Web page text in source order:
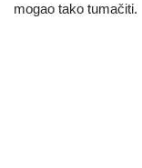
mogao tako tumačiti.